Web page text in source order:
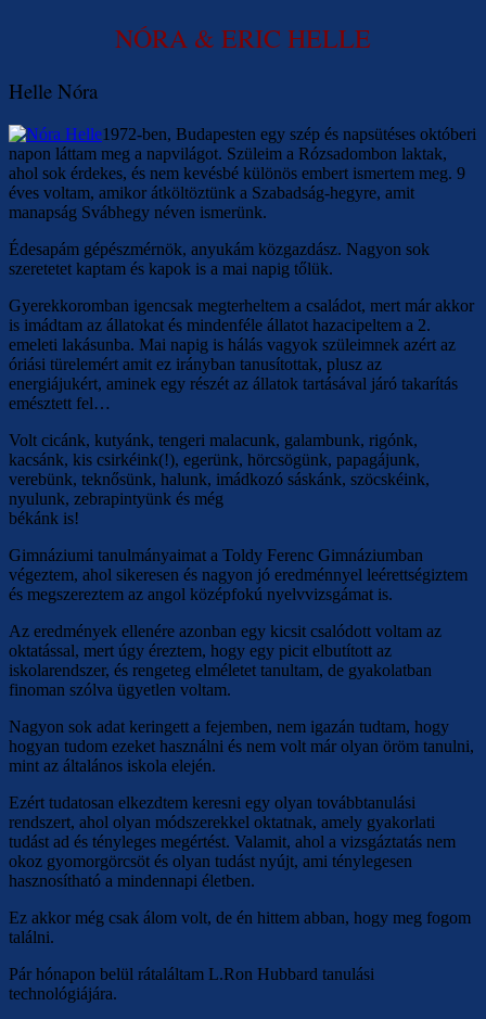
NÓRA & ERIC HELLE
Helle Nóra
1972-ben, Budapesten egy szép és napsütéses októberi
napon láttam meg a napvilágot. Szüleim a Rózsadombon laktak,
ahol sok érdekes, és nem kevésbé különös embert ismertem meg. 9
éves voltam, amikor átköltöztünk a Szabadság-hegyre, amit
manapság Svábhegy néven ismerünk.
Édesapám gépészmérnök, anyukám közgazdász. Nagyon sok
szeretetet kaptam és kapok is a mai napig tőlük.
Gyerekkoromban igencsak megterheltem a családot, mert már akkor
is imádtam az állatokat és mindenféle állatot hazacipeltem a 2.
emeleti lakásunba. Mai napig is hálás vagyok szüleimnek azért az
óriási türelemért amit ez irányban tanusítottak, plusz az
energiájukért, aminek egy részét az állatok tartásával járó takarítás
emésztett fel…
Volt cicánk, kutyánk, tengeri malacunk, galambunk, rigónk,
kacsánk, kis csirkéink(!), egerünk, hörcsögünk, papagájunk,
verebünk, teknősünk, halunk, imádkozó sáskánk, szöcskéink,
nyulunk, zebrapintyünk és még
békánk is!
Gimnáziumi tanulmányaimat a Toldy Ferenc Gimnáziumban
végeztem, ahol sikeresen és nagyon jó eredménnyel leérettségiztem
és megszereztem az angol középfokú nyelvvizsgámat is.
Az eredmények ellenére azonban egy kicsit csalódott voltam az
oktatással, mert úgy éreztem, hogy egy picit elbutított az
iskolarendszer, és rengeteg elméletet tanultam, de gyakolatban
finoman szólva ügyetlen voltam.
Nagyon sok adat keringett a fejemben, nem igazán tudtam, hogy
hogyan tudom ezeket használni és nem volt már olyan öröm tanulni,
mint az általános iskola elején.
Ezért tudatosan elkezdtem keresni egy olyan továbbtanulási
rendszert, ahol olyan módszerekkel oktatnak, amely gyakorlati
tudást ad és tényleges megértést. Valamit, ahol a vizsgáztatás nem
okoz gyomorgörcsöt és olyan tudást nyújt, ami ténylegesen
hasznosítható a mindennapi életben.
Ez akkor még csak álom volt, de én hittem abban, hogy meg fogom
találni.
Pár hónapon belül rátaláltam L.Ron Hubbard tanulási
technológiájára.